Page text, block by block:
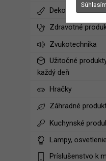
Súhlasím
Dekoračné
Zdravotné
Zvukotechnika
Užitočné
každý deň
Hračky
Záhradné
Kuchynské
Lampy, osvetlenie
Príslušenstvo k